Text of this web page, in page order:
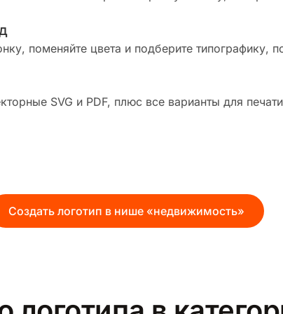
поменяйте цвета и подберите типографику,
SVG и PDF, плюс все варианты для
Создать логотип в нише «недвижимость»